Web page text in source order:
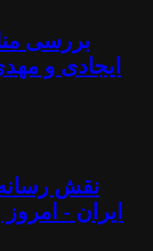
بررسی
ایجادی و
نقش
ایران -